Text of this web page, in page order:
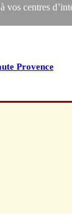
centres
Provence